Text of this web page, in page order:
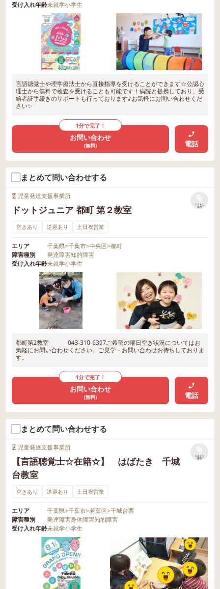
童発達支援管 等募集しておりますのでご
連絡お待ちしております♪♪ ▶︎四街道山王
教室 〒264-0002 千葉県千葉市稲毛区山王
町29-1 043-400-3229 ▶︎はばたき千葉中央
教室 （葭川公園近く） 〒266-0013 千葉
県千葉市中央区中央３丁目２−２ 八田ビ
教室 〒 264 - 0025 千葉県千葉市若葉区都
賀３丁目２−５ なかや第2ビル３F 043-40
06 千葉県千葉市若葉区小倉台3-4-4 N・K
ビル102 043-400-3125 ▶はばたき千城台
教室 〒 264 - 0004 千葉県千葉市若葉区千
城台西2丁目13-2 043-400-3228 ▶はばた
き みどり台教室 〒263-0023 千葉県千葉
市稲毛区緑町2-14-16 043-400-3488 ▶は
ばたき 千葉寺教室 〒260-0 千葉県千葉市
中央区稲荷町2-13-1 君塚ハイム 043-400-
3489
受け入れ年齢未就学小学生
言語聴覚士や理学療法士から直接指導を受けることができます☆公認心
理士から無料で検査を受けることも可能です！病院と提携しており、受
給者証手続きのサポートも行っております♪お気軽にお問い合わせくだ
さい✨
1分で完了！
お問い合わせ
(無料) 電話
まとめて問い合わせする
児童発達支援事業所
ドットジュニア 都町 第２教室
リストに
保存
空きあり 送迎あり 土日祝営業
エリア 千葉県>千葉市>中央区>都町
障害種別
発達障害知的障害
受け入れ年齢未就学小学生
都町第2教室 043-310-6397ご希望の曜日空き状況についてはお
気軽にお問い合わせください。ご見学・お問い合わせお待ちしておりま
す。
1分で完了！
お問い合わせ
(無料) 電話
まとめて問い合わせする
児童発達支援事業所
【言語聴覚士☆在籍☆】 はばたき 千城
台教室
リストに
保存
空きあり 送迎あり 土日祝営業
エリア 千葉県>千葉市>若葉区>千城台西
障害種別
発達障害身体障害知的障害
受け入れ年齢未就学小学生